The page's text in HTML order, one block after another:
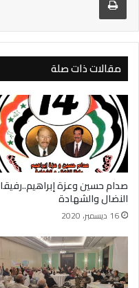
مقالات ذات صلة
صدام حسين وعزة إبراهيم..رفيقا
النضال والشهادة
16 ديسمبر، 2020